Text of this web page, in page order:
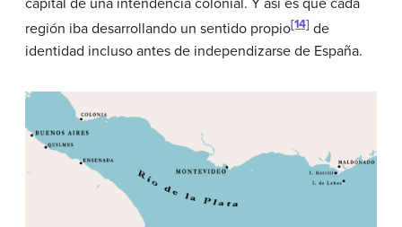
capital de una intendencia colonial. Y así es que cada
región iba desarrollando un sentido propio[14] de
identidad incluso antes de independizarse de España.